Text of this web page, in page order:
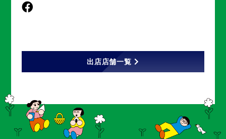
出店店舗一覧